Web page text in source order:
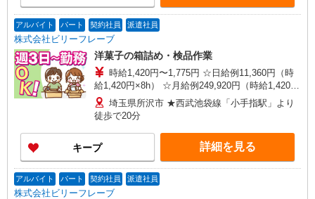
アルバイト パート 契約社員 派遣社員
株式会社ビリーフレーブ
洋菓子の箱詰め・検品作業
時給1,420円〜1,775円 ☆日給例11,360円（時
給1,420円×8h） ☆月給例249,920円（時給1,420円
×8h×22日） ※経験・能力等による
埼玉県所沢市 ★西武池袋線「小手指駅」より
徒歩で20分
キープ 詳細を見る
アルバイト パート 契約社員 派遣社員
株式会社ビリーフレーブ